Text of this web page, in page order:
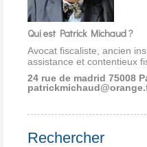
Qui est Patrick Michaud ?
Avocat fiscaliste, ancien
assistance et contentieux
24 rue de madrid 75008
Rechercher